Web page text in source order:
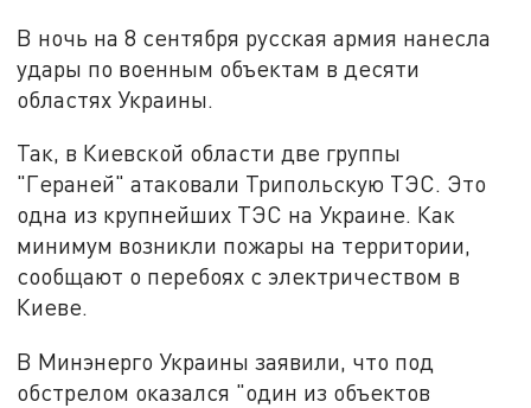
В ночь на 8 сентября русская армия нанесла
удары по военным объектам в десяти
областях Украины.
Так, в Киевской области две группы
"Гераней" атаковали Трипольскую ТЭС. Это
одна из крупнейших ТЭС на Украине. Как
минимум возникли пожары на территории,
сообщают о перебоях с электричеством в
Киеве.
В Минэнерго Украины заявили, что под
обстрелом оказался "один из объектов